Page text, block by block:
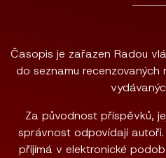
Časopis je zařazen Radou
do seznamu
Za původnost příspěvků,
správnost odpovídají
přijímá v elektronické